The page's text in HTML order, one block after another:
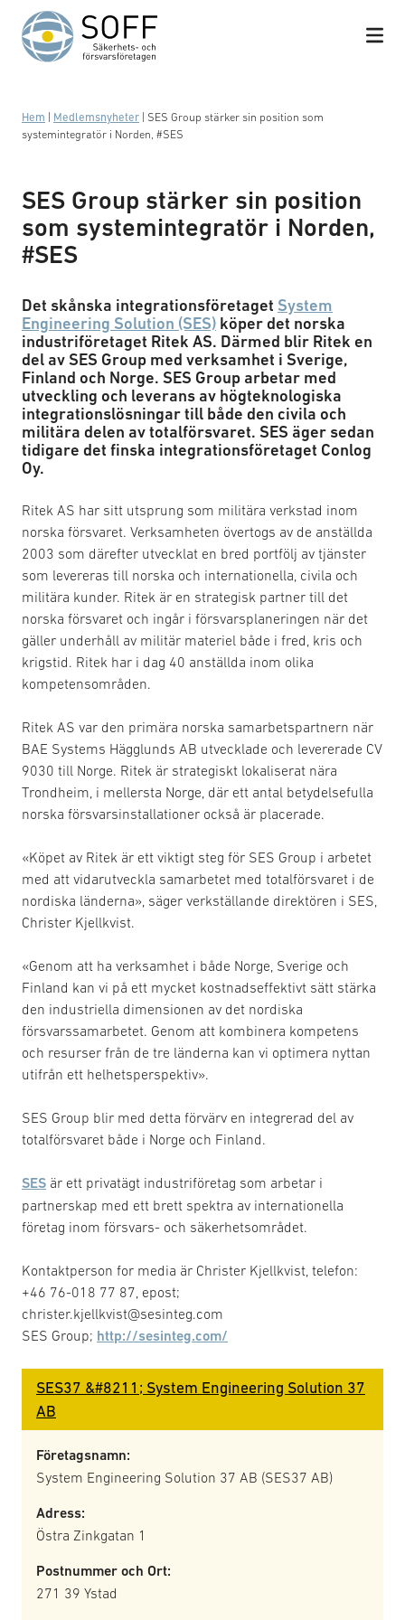
Hoppa till innehåll
Hem Medlemsnyheter
SES Group stärker sin position som
systemintegratör i Norden, #SES
SES Group stärker sin position
som systemintegratör i Norden,
#SES
Det skånska integrationsföretaget System
Engineering Solution (SES) köper det norska
industriföretaget Ritek AS. Därmed blir Ritek en
del av SES Group med verksamhet i Sverige,
Finland och Norge. SES Group arbetar med
utveckling och leverans av högteknologiska
integrationslösningar till både den civila och
militära delen av totalförsvaret. SES äger sedan
tidigare det finska integrationsföretaget Conlog
Oy.
Ritek AS har sitt utsprung som militära verkstad inom
norska försvaret. Verksamheten övertogs av de anställda
2003 som därefter utvecklat en bred portfölj av tjänster
som levereras till norska och internationella, civila och
militära kunder. Ritek är en strategisk partner till det
norska försvaret och ingår i försvarsplaneringen när det
gäller underhåll av militär materiel både i fred, kris och
krigstid. Ritek har i dag 40 anställda inom olika
kompetensområden.
Ritek AS var den primära norska samarbetspartnern när
BAE Systems Hägglunds AB utvecklade och levererade CV
9030 till Norge. Ritek är strategiskt lokaliserat nära
Trondheim, i mellersta Norge, där ett antal betydelsefulla
norska försvarsinstallationer också är placerade.
«Köpet av Ritek är ett viktigt steg för SES Group i arbetet
med att vidarutveckla samarbetet med totalförsvaret i de
nordiska länderna», säger verkställande direktören i SES,
Christer Kjellkvist.
«Genom att ha verksamhet i både Norge, Sverige och
Finland kan vi på ett mycket kostnadseffektivt sätt stärka
den industriella dimensionen av det nordiska
försvarssamarbetet. Genom att kombinera kompetens
och resurser från de tre länderna kan vi optimera nyttan
utifrån ett helhetsperspektiv».
SES Group blir med detta förvärv en integrerad del av
totalförsvaret både i Norge och Finland.
SES är ett privatägt industriföretag som arbetar i
partnerskap med ett brett spektra av internationella
företag inom försvars- och säkerhetsområdet.
Kontaktperson for media är Christer Kjellkvist, telefon:
+46 76-018 77 87, epost;
christer.kjellkvist@sesinteg.com
SES Group; http://sesinteg.com/
SES37 &#8211; System Engineering Solution 37
AB
Företagsnamn:
System Engineering Solution 37 AB (SES37 AB)
Adress:
Östra Zinkgatan 1
Postnummer och Ort:
271 39 Ystad